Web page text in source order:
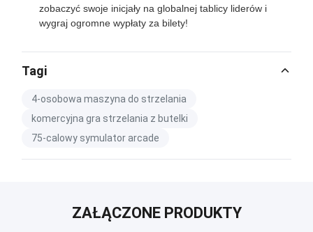
zobaczyć swoje inicjały na globalnej tablicy liderów i
wygraj ogromne wypłaty za bilety!
Tagi
4-osobowa maszyna do strzelania
komercyjna gra strzelania z butelki
75-calowy symulator arcade
ZAŁĄCZONE PRODUKTY